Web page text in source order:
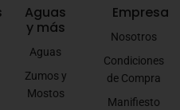
Aguas
y más
Aguas
Zumos y
Mostos
Empresa
Nosotros
Condiciones
de Compra
Manifiesto